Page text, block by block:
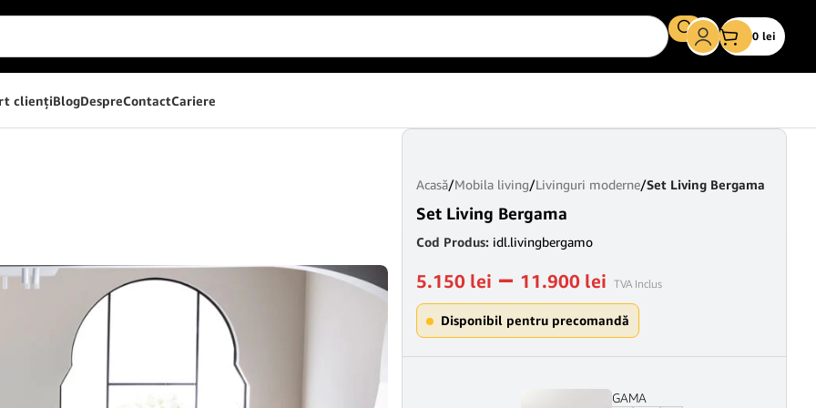
0 lei
clienţiBlogDespreContactCariere
Acasă/Mobila living/Livinguri moderne/Set Living Bergama
Set Living Bergama
Cod Produs: idl.livingbergamo
5.150 lei – 11.900 lei TVA Inclus
Disponibil pentru precomandă
Comoda TV BERGAMA